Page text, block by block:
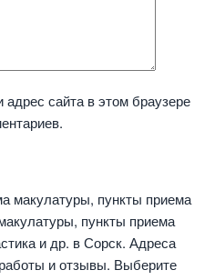
сайта в этом браузере
макулатуры, пункты приема
пункты приема
и др. в Сорск. Адреса
и отзывы. Выберите